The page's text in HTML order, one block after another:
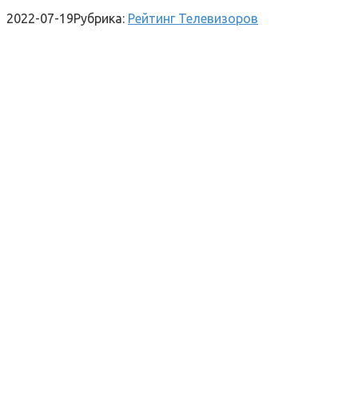
2022-07-19Рубрика: Рейтинг Телевизоров